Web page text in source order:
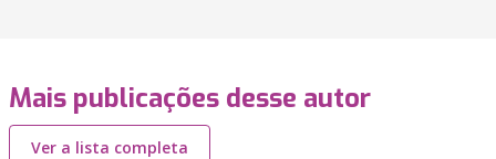
Mais publicações desse autor
Ver a lista completa